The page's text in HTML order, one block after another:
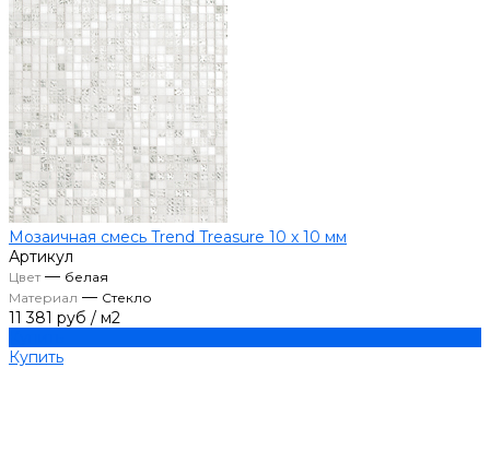
Мозаичная смесь Trend Treasure 10 х 10 мм
Артикул
Цвет— белая
Материал — Стекло
11 381 руб / м2
Купить